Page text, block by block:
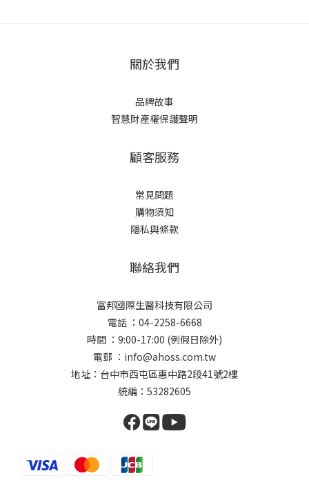
關於我們
品牌故事
智慧財產權保護聲明
顧客服務
常見問題
購物須知
隱私與條款
聯絡我們
富邦國際生醫科技有限公司
電話 ：04-2258-6668
時間 ：9:00-17:00 (例假日除外)
電郵 ：info@ahoss.com.tw
地址：台中市西屯區惠中路2段41號2樓
統編：53282605